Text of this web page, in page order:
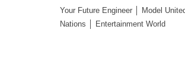
Your Future Engineer │ Model
Nations │ Entertainment World